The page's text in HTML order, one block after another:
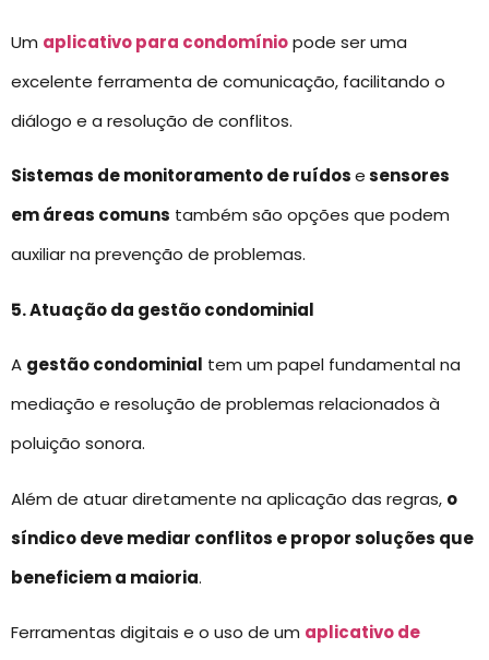
Um aplicativo para condomíniopode ser uma
excelente ferramenta de comunicação, facilitando o
diálogo e a resolução de conflitos.
Sistemas de monitoramento de ruídosesensores
em áreas comuns também são opções que podem
auxiliar na prevenção de problemas.
5. Atuação da gestão condominial
A gestão condominial tem um papel fundamental na
mediação e resolução de problemas relacionados à
poluição sonora.
Além de atuar diretamente na aplicação das regras, o
síndico deve mediar conflitos e propor soluções que
beneficiem a maioria.
Ferramentas digitais e o uso de um aplicativo de